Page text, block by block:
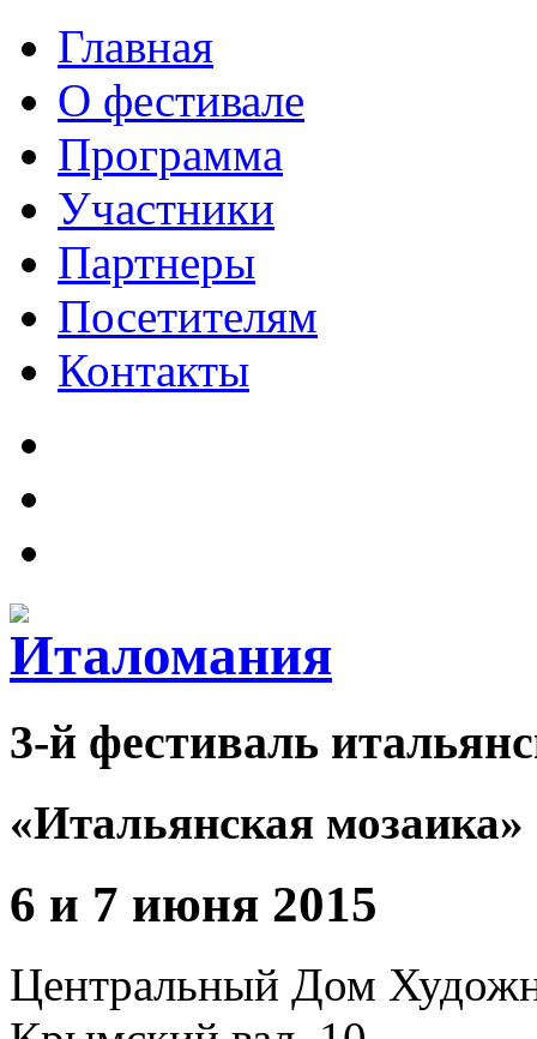
Главная
О фестивале
Программа
Участники
Партнеры
Посетителям
Контакты
3-й фестиваль
«Итальянская мозаика»
6 и 7 июня 2015
Центральный Дом